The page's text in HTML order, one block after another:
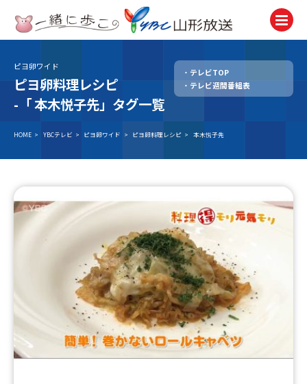
テレビ
TV
ニュース
アナウンサー
イベント
Event
試写会・プレゼント
Present
ＹＢＣオンデマンド
ピヨ卵ワイド
ピヨ卵料理レシピ
-「本木悦子先」タグ一覧
テレビTOP
テレビ週間番組表
HOME > YBCテレビ > ピヨ卵ワイド > ピヨ卵料理レシピ > 本木悦子先